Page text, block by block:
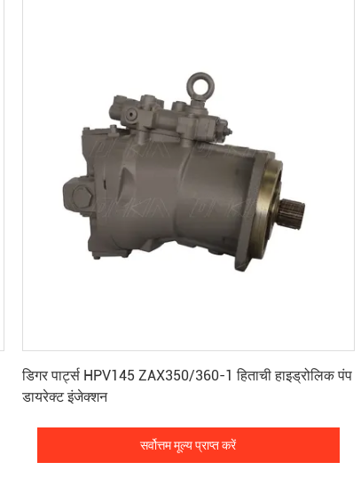
डिगर पार्ट्स HPV145 ZAX350/360-1 हिताची हाइड्रोलिक पंप
डायरेक्ट इंजेक्शन
सर्वोत्तम मूल्य प्राप्त करें